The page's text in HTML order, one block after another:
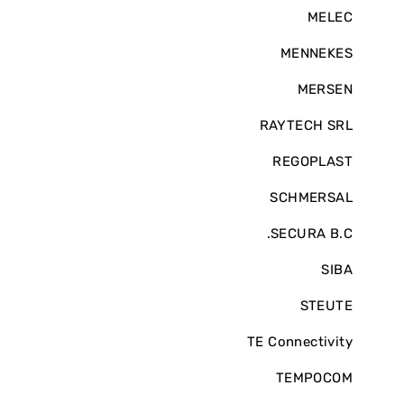
MELEC
MENNEKES
MERSEN
RAYTECH SRL
REGOPLAST
SCHMERSAL
SECURA B.C.
SIBA
STEUTE
TE Connectivity
TEMPOCOM